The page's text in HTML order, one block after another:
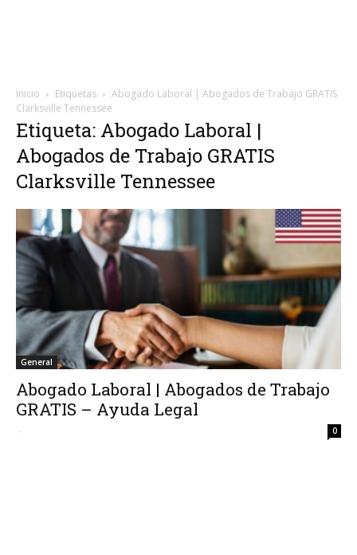
Inicio Etiquetas
Abogado Laboral | Abogados de Trabajo GRATIS
Clarksville Tennessee
Etiqueta: Abogado Laboral |
Abogados de Trabajo GRATIS
Clarksville Tennessee
General
Abogado Laboral | Abogados de Trabajo
GRATIS – Ayuda Legal
- 0